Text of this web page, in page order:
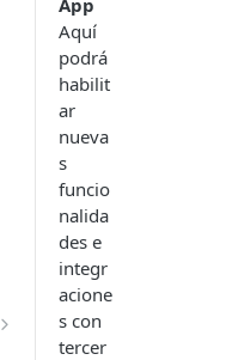
App
Aquí
podrá
habilit
ar
nueva
s
funcio
nalida
des e
integr
acione
s con
tercer